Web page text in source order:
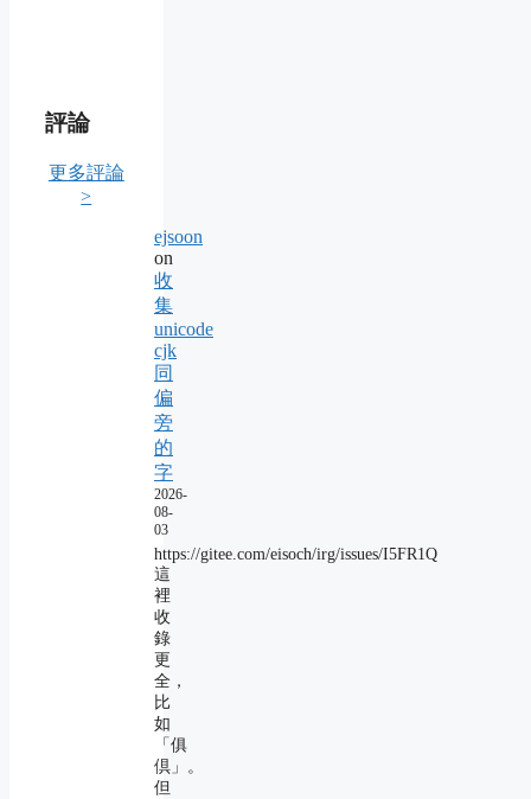
評論
更多評論
>
ejsoon
on
收
集
unicode
cjk
同
偏
旁
的
字
2026-
08-
03
https://gitee.com/eisoch/irg/issues/I5FR1Q
這
裡
收
錄
更
全，
比
如
「俱
倶」。
但